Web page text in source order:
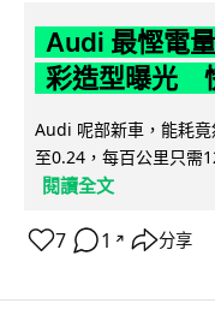
Audi 最慳電
彩造型曝光
Audi 呢部新車，能耗
至0.24，每百公里只需
閱讀全文
7 1 ↗ 分享